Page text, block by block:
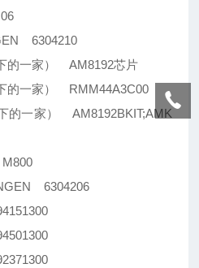
6304210
的一家） AM8192芯片
的一家） RMM44A3C00
的一家） AM8192BKIT;AMK
6304206